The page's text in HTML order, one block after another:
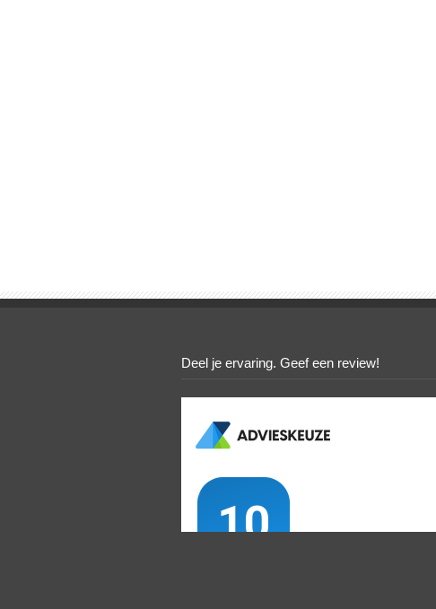
Deel je ervaring. Geef een review!